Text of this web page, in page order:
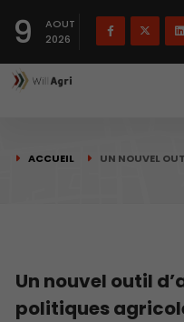
9
AOUT
2026
ACCUEIL UN NOUVEL
Un nouvel outil
politiques
Français